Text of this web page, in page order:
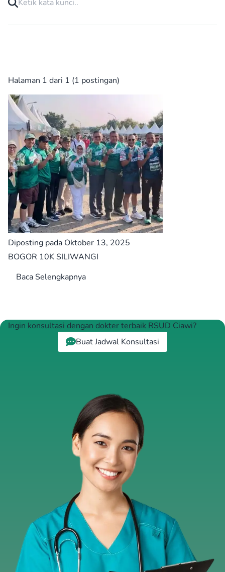
Halaman 1 dari 1 (1 postingan)
Diposting pada Oktober 13, 2025
BOGOR 10K SILIWANGI
Baca Selengkapnya
Ingin konsultasi dengan dokter terbaik RSUD Ciawi?
Buat Jadwal Konsultasi